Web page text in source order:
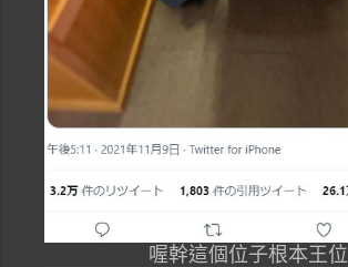
喔幹這個位子根本王位